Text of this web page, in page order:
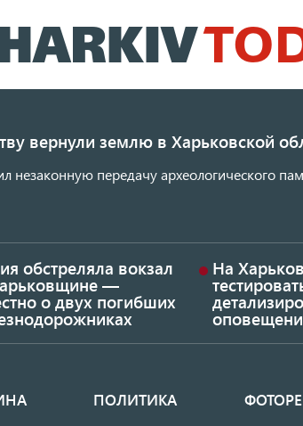
к
основному
вернули землю в Харьковской
незаконную передачу археологического
обстреляла вокзал
—
о двух погибших
На
ПОЛИТИКА